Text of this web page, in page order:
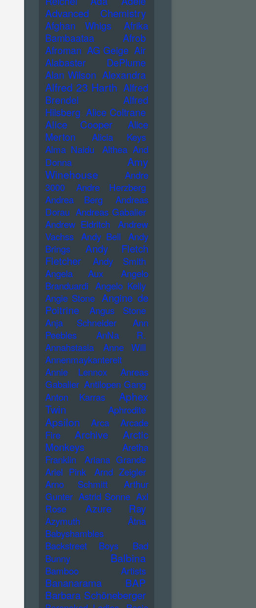
Advanced Chemistry
Afghan Whigs
Afrika
Bambaataa
Afrob
Afroman AG Geige Air
Alabaster DePlume
Alan Wilson Alexandra
Alfred 23 Harth Alfred
Brendel
Alfred
Hilsberg Alice Coltrane
Alice Cooper
Alice
Merton
Alicia Keys
Alma Naidu
Althea And
Donna
Amy
Winehouse
Andre
3000
Andre Herzberg
Andrea Berg
Andreas
Dorau Andreas Gabalier
Andrew Eldritch
Andrew
Vachss Andy Bell
Andy
Brings
Andy Fletch
Fletcher
Andy Smith
Angela Aux
Angelo
Branduardi Angelo Kelly
Angie Stone Angine de
Poitrine
Angus Stone
Anja Schneider
Ann
Peebles
AnNa R.
Annahstasia
Anne Will
Annenmaykantereit
Annie Lennox
Anreas
Gabalier Antilopen Gang
Anton Karras
Aphex
Twin
Aphrodite
Apsilon Arca
Arcade
Fire
Archive
Arctic
Monkeys
Aretha
Franklin
Ariana Grande
Ariel Pink
Arnd Zeigler
Arno Schmitt
Arthur
Gunter Astrid Sonne Axl
Rose
Azure Ray
Azymuth
Ätna
Babyshambles
Backstreet Boys
Bad
Bunny
Balbina
Bamboo Artists
Bananarama
BAP
Barbara Schöneberger